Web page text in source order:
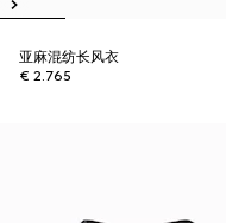
亚麻混纺长风衣
€ 2.765